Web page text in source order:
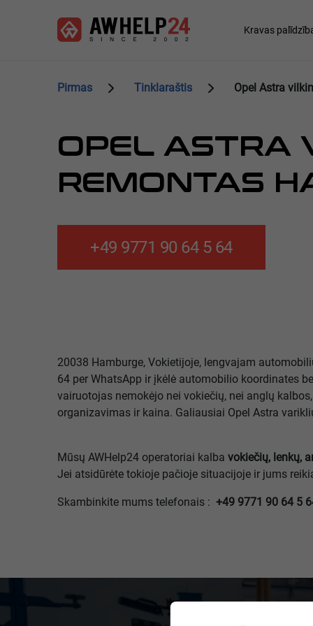
Main
Kravas
Pirmas Tinklaraštis Opel Astra
OPEL ASTRA
REMONTAS
+49 9771 90 64 5 64
20038 Hamburge, Vokietijoje, lengvajam
64 per WhatsApp ir įkėlė automobilio koordinates
vairuotojas nemokėjo nei vokiečių, nei anglų
organizavimas ir kaina. Galiausiai Opel Astra
Mūsų AWHelp24 operatoriai kalba vokiečių, lenkų,
Jei atsidūrėte tokioje pačioje situacijoje ir jums
Skambinkite mums telefonais : +49 9771 90 64 5